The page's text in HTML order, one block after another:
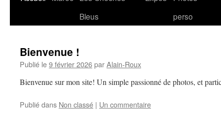
Bleus
perso
Bienvenue !
Publié le9 février 2026parAlain-Roux
Bienvenue sur mon site! Un simple passionné de photos, et
Publié dans Non classé | Un commentaire